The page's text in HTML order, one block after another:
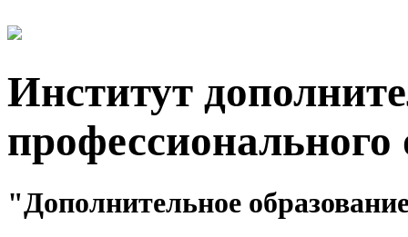
Институт
профессионального
"Дополнительное